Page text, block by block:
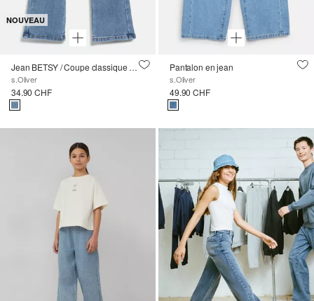
NOUVEAU
Jean BETSY / Coupe classique / Taille mi-haute / Jambe évasée
s.Oliver
34.90 CHF
Pantalon en jean
s.Oliver
49.90 CHF